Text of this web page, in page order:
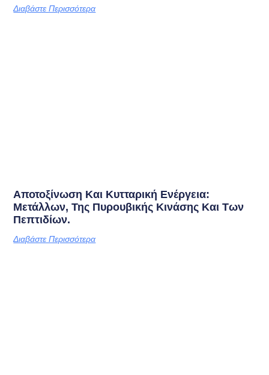
Διαβάστε Περισσότερα
Αποτοξίνωση Και Κυτταρική Ενέργεια:
Μετάλλων, Της Πυρουβικής Κινάσης Και Των
Πεπτιδίων.
Διαβάστε Περισσότερα